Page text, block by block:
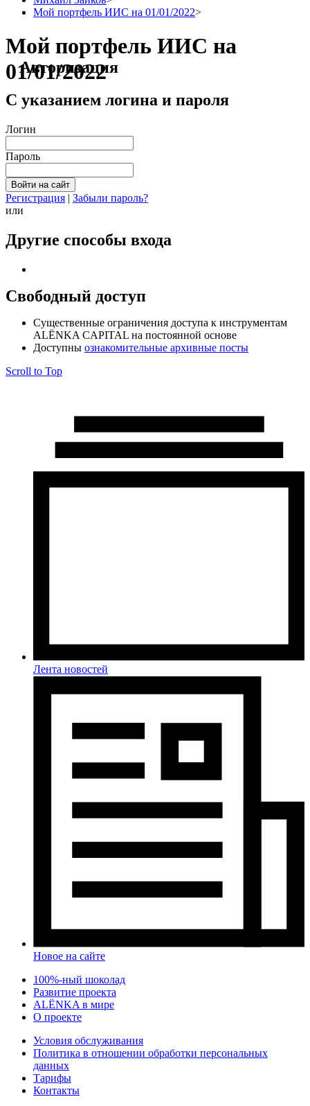
Мой портфель ИИС на 01/01/2022>
Мой портфель ИИС на
01/01/2022
Авторизация
С указанием логина и пароля
Логин
Пароль
Регистрация | Забыли пароль?
или
Другие способы входа
Свободный доступ
Cущественные ограничения доступа к инструментам
ALЁNKA CAPITAL на постоянной основе
Доступны ознакомительные архивные посты
Scroll to Top
Лента новостей
Новое на сайте
100%-ный шоколад
Развитие проекта
ALЁNKA в мире
О проекте
Условия обслуживания
Политика в отношении обработки персональных
данных
Тарифы
Контакты